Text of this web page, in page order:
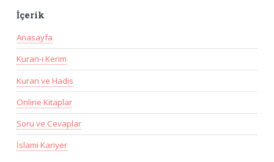
İçerik
Anasayfa
Kuran-ı Kerim
Kuran ve Hadis
Online Kitaplar
Soru ve Cevaplar
İslami Kariyer